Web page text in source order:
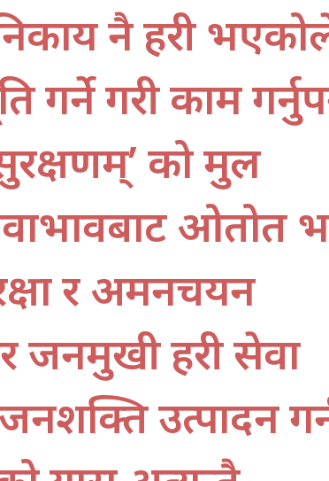
नै प्रहरी
गरी काम
को मुल
ओतप्रोत
र अमनचयन
जनमुखी प्रहरी सेवा
जनशक्ति उत्पादन